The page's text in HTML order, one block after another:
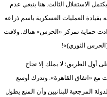
الاستقلال الثالث. هنا ينبغي عدم
بقيادة العمليات العسكرية باسم ذراعه
حماية تمركز «الحرس» هناك. ولافت
الثوري)»!
أول الطريق؛ لا يملك إلا نجاح
بعد أكثر من 57 سنة على استباحة البلد؛ بدأت مع «اتفاق القاهرة». وتدرك أوسع
المرجعية للبنانيين وأن المنع يطول